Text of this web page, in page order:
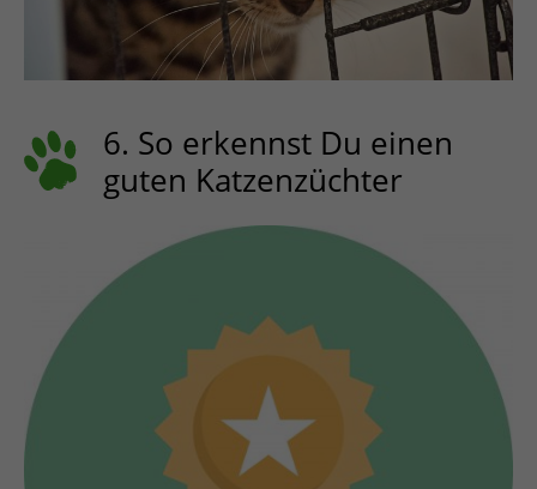
6. So erkennst Du einen
guten Katzenzüchter